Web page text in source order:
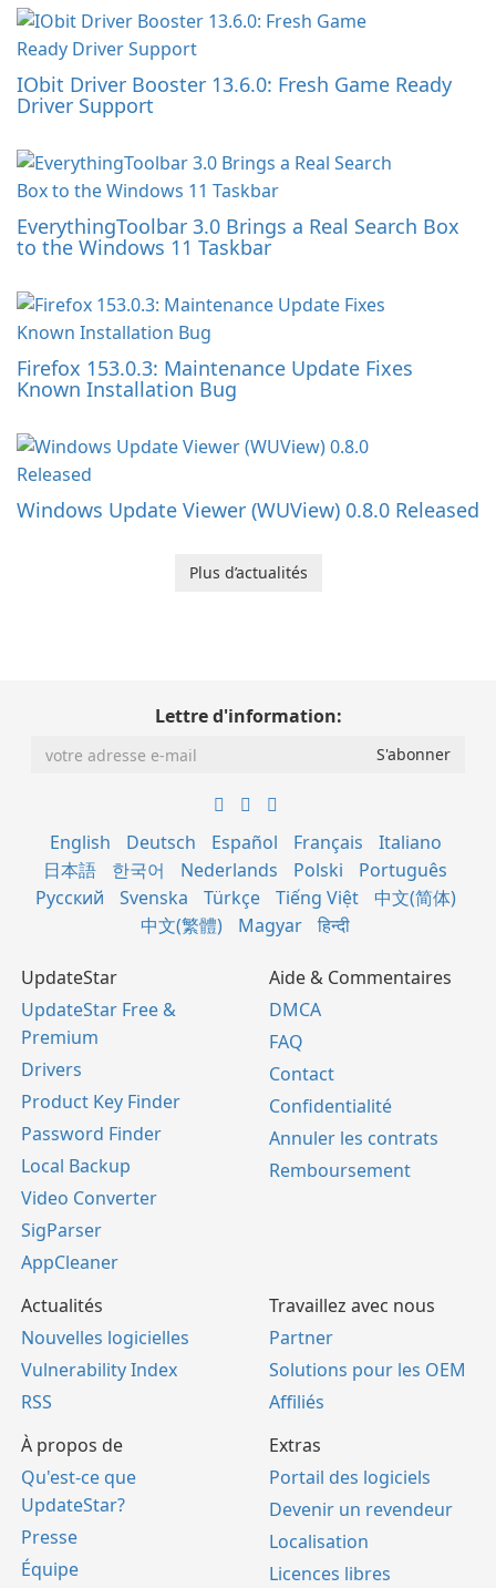
IObit Driver Booster 13.6.0: Fresh Game Ready
Driver Support
EverythingToolbar 3.0 Brings a Real Search Box
to the Windows 11 Taskbar
Firefox 153.0.3: Maintenance Update Fixes
Known Installation Bug
Windows Update Viewer (WUView) 0.8.0 Released
Plus d’actualités
Lettre d'information:
English Deutsch Español Français
Italiano
日本語
한국어 Nederlands Polski
Português
Русский
Svenska Türkçe Tiếng Việt
中文(简体)
中文(繁體)
Magyar हिन्दी
UpdateStar
UpdateStar Free &
Premium
Drivers
Product Key Finder
Password Finder
Local Backup
Video Converter
SigParser
AppCleaner
Aide & Commentaires
DMCA
FAQ
Contact
Confidentialité
Annuler les contrats
Remboursement
Actualités
Nouvelles logicielles
Vulnerability Index
RSS
Travaillez avec nous
Partner
Solutions pour les OEM
Affiliés
À propos de
Qu'est-ce que
UpdateStar?
Presse
Équipe
Extras
Portail des logiciels
Devenir un revendeur
Localisation
Licences libres